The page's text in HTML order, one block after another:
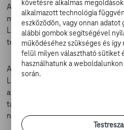
A film kétségkívül úttörő
megértetni, elfogadtatni a
LMBTQ lényegét, továbbá sok
témával kapcsolatban.
A Telekom Videotékában külön
LMBTQ témában készült
a Kszi, Simon mellett többek
találhatsz, mint a Bohém
neveden, a Megbocsátasz
követésre alkalmas
alkalmazott technológia
eszközödön, vagy onnan adatot
alábbi gombok segítségével
működéséhez szükséges és
felül milyen választható sütiket
használhatunk a
során.